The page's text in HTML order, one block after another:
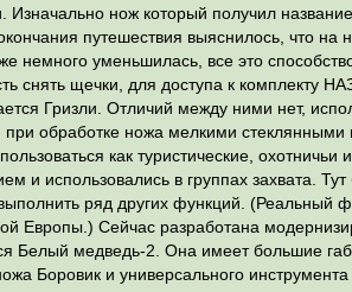
нож который получил
путешествия выяснилось, что
немного уменьшилась, все это
снять щечки, для доступа к комплекту
Гризли. Отличий между ними нет,
обработке ножа мелкими
как туристические,
и использовались в группах захвата.
ряд других функций.
Европы.) Сейчас разработана
Белый медведь-2. Она имеет большие
Боровик и универсального